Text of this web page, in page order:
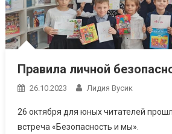
Правила личной
26.10.2023 Лидия Вусик
26 октября для юных читателей
встреча «Безопасность и мы».